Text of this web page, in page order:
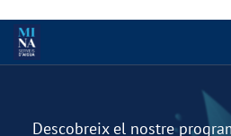
Descobreix el nostre